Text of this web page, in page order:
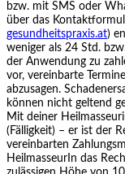
bzw. mit SMS oder
über das
gesundheitspraxis.at)
weniger als 24 Std.
der Anwendung zu
vor, vereinbarte
abzusagen.
können nicht geltend
Mit deiner
(Fälligkeit) – er ist der
vereinbarten
HeilmasseurIn das